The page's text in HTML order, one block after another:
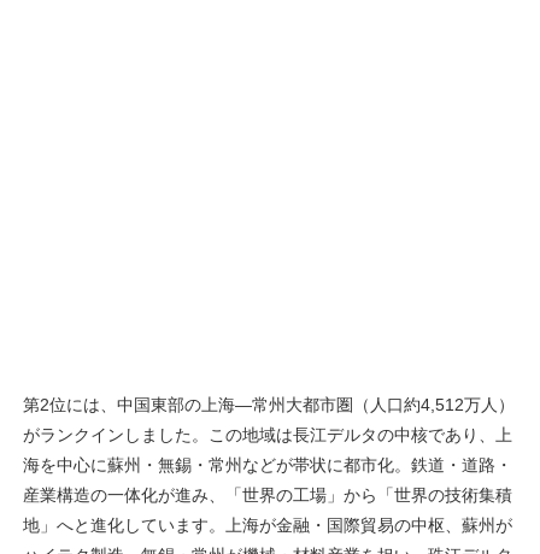
第2位には、中国東部の上海―常州大都市圏（人口約4,512万人）
がランクインしました。この地域は長江デルタの中核であり、上
海を中心に蘇州・無錫・常州などが帯状に都市化。鉄道・道路・
産業構造の一体化が進み、「世界の工場」から「世界の技術集積
地」へと進化しています。上海が金融・国際貿易の中枢、蘇州が